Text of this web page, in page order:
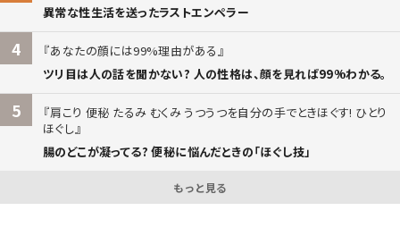
異常な性生活を送ったラストエンペラー
4
あなたの顔には99%理由がある
ツリ目は人の話を聞かない? 人の性格は、顔を見れば99%わかる。
5
肩こり 便秘 たるみ むくみ うつうつを自分の手でときほぐす! ひとり
ほぐし
腸のどこが凝ってる? 便秘に悩んだときの「ほぐし技」
もっと見る